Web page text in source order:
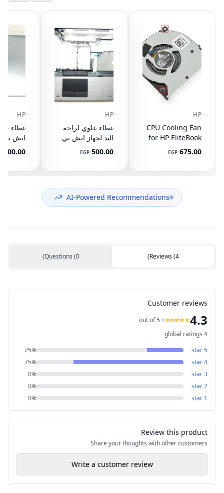
HP
CPU Cooling Fan
for HP EliteBook
745 G3 G4, 840
G3 G4, 848 G3
DC05V 0.50A
675.00
EGP
HP
غطاء علوي لراحة
اليد لجهاز اتش بي
مع تاتش باد
(مستعمل)
500.00
EGP
HP
400.00
AI-Powered Recommendations
Reviews(4
)
Questions (0
)
Customer reviews
4.3
out of 5
4
global ratings
5
star
25%
4
star
75%
3
star
0%
2
star
0%
1
star
0%
Review this product
Share your thoughts with other customers
Write a customer review